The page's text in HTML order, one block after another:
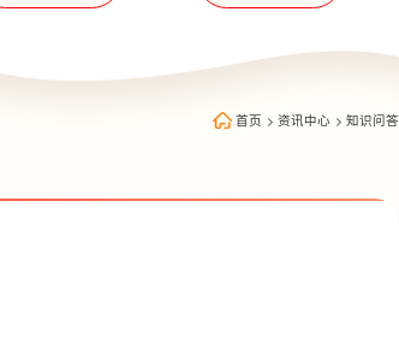
首页 > 资讯中心 > 知识问答